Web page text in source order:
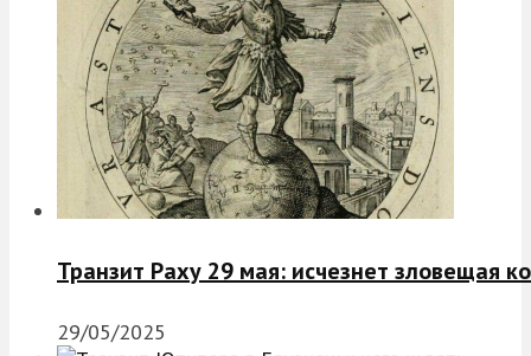
Транзит Раху 29 мая: исчезнет зловещая
29/05/2025